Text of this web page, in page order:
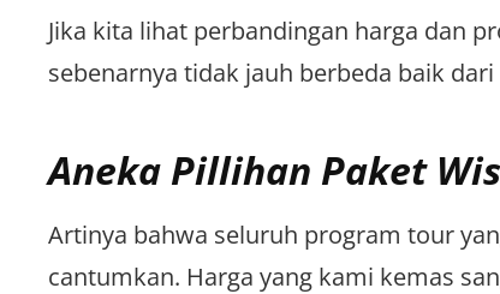
Jika kita lihat perbandingan harga dan
sebenarnya tidak jauh berbeda baik
Aneka Pillihan Paket
Artinya bahwa seluruh program tour
cantumkan. Harga yang kami kemas